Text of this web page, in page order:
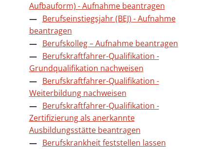
Aufbauform) - Aufnahme beantragen
Berufseinstiegsjahr (BEJ) - Aufnahme
beantragen
Berufskolleg – Aufnahme beantragen
Berufskraftfahrer-Qualifikation -
Grundqualifikation nachweisen
Berufskraftfahrer-Qualifikation -
Weiterbildung nachweisen
Berufskraftfahrer-Qualifikation -
Zertifizierung als anerkannte
Ausbildungsstätte beantragen
Berufskrankheit feststellen lassen